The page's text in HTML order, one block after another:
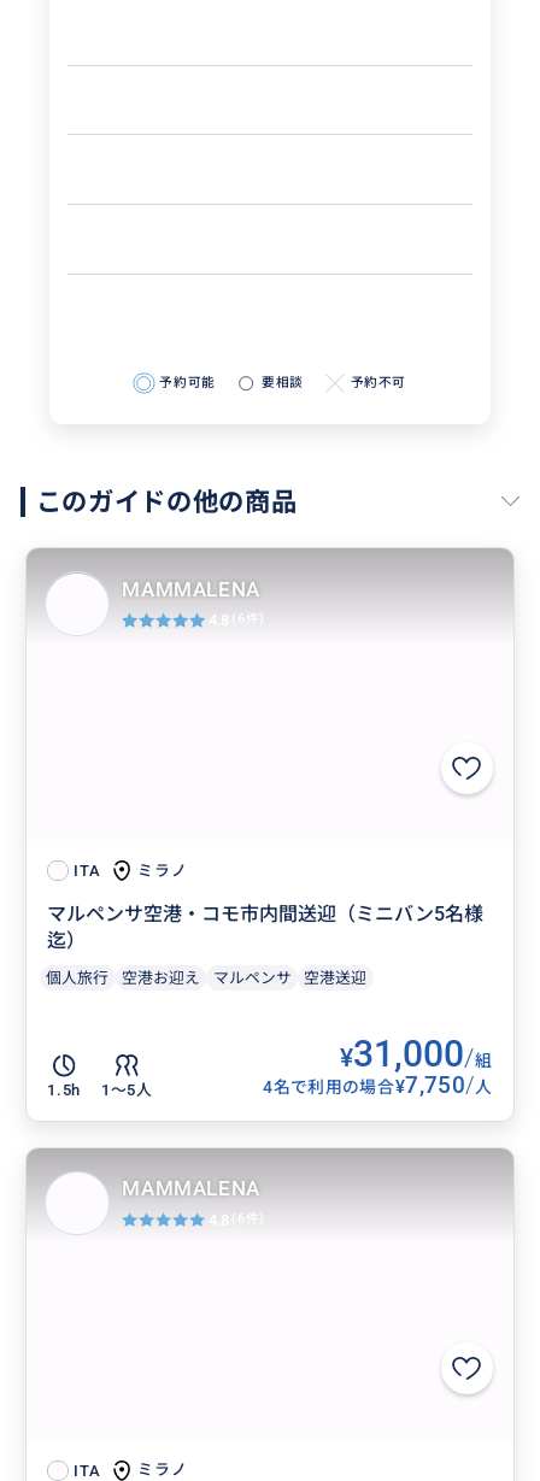
予約可能 要相談 予約不可
このガイドの他の商品
ITA ミラノ
マルペンサ空港・コモ市内間送迎（ミニバン5名様
迄）
個人旅行 空港お迎え マルペンサ 空港送迎
1.5h 1〜5人
¥31,000/組
4名で利用の場合¥7,750/人
MAMMALENA
4.8 (6件)
ITA ミラノ
MAMMALENA
4.8 (6件)